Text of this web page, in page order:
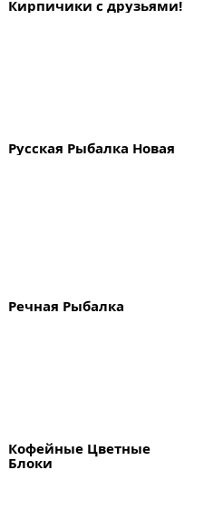
Кирпичики с друзьями!
Русская Рыбалка Новая
Речная Рыбалка
Кофейные Цветные
Блоки